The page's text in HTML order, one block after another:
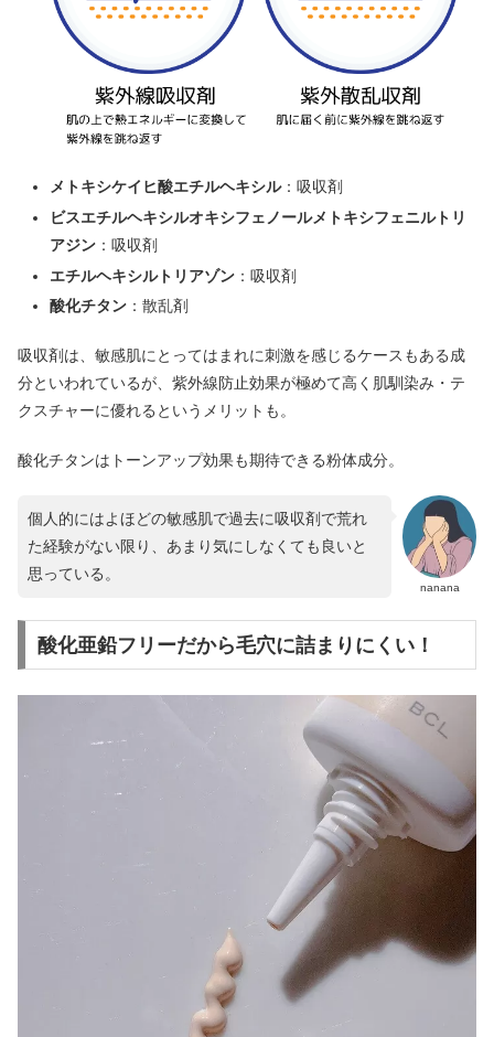
メトキシケイヒ酸エチルヘキシル：吸収剤
ビスエチルヘキシルオキシフェノールメトキシフェニルトリ
アジン：吸収剤
エチルヘキシルトリアゾン：吸収剤
酸化チタン：散乱剤
吸収剤は、敏感肌にとってはまれに刺激を感じるケースもある成
分といわれているが、紫外線防止効果が極めて高く肌馴染み・テ
クスチャーに優れるというメリットも。
酸化チタンはトーンアップ効果も期待できる粉体成分。
nanana
個人的にはよほどの敏感肌で過去に吸収剤で荒れ
た経験がない限り、あまり気にしなくても良いと
思っている。
酸化亜鉛フリーだから毛穴に詰まりにくい！